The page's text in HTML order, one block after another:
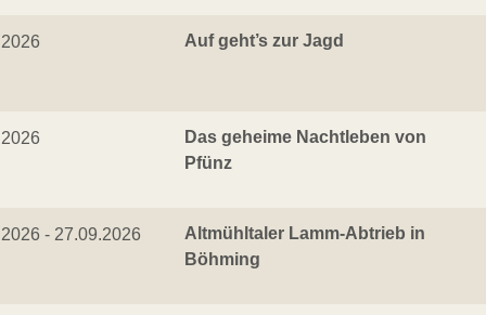
Auf geht’s zur Jagd
Das geheime Nachtleben von
Pfünz
- 27.09.2026
Altmühltaler Lamm-Abtrieb in
Böhming